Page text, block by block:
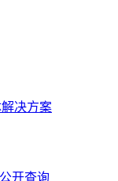
决方案
公开查询